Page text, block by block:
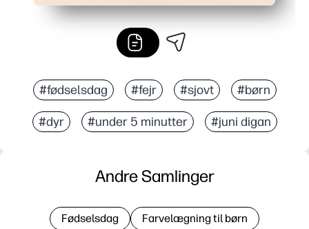
#fødselsdag #fejr #sjovt #børn
#dyr #under 5 minutter #juni digan
Andre Samlinger
Fødselsdag Farvelægning til børn